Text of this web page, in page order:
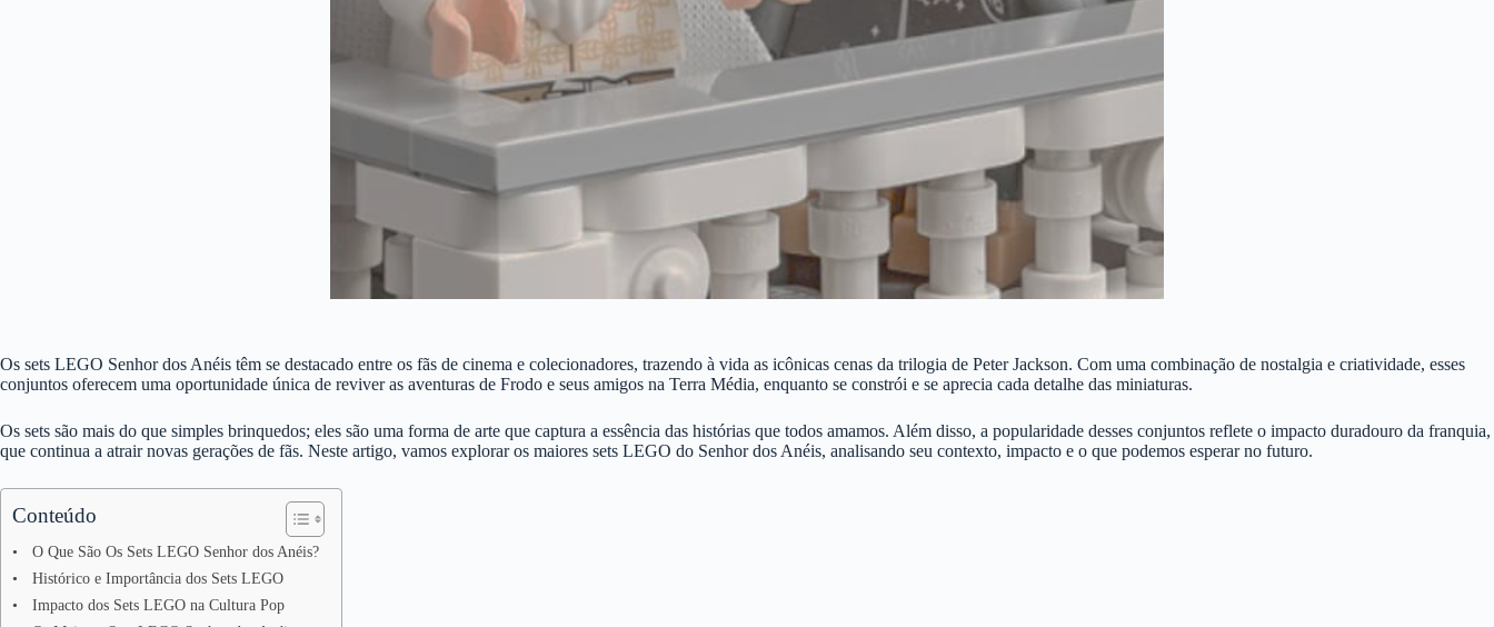
Os sets LEGO Senhor dos Anéis têm se destacado entre os fãs de cinema e colecionadores, trazendo à vida as icônicas cenas da trilogia de Peter Jackson. Com uma combinação de nostalgia e criatividade, esses
conjuntos oferecem uma oportunidade única de reviver as aventuras de Frodo e seus amigos na Terra Média, enquanto se constrói e se aprecia cada detalhe das miniaturas.
Os sets são mais do que simples brinquedos; eles são uma forma de arte que captura a essência das histórias que todos amamos. Além disso, a popularidade desses conjuntos reflete o impacto duradouro da franquia,
que continua a atrair novas gerações de fãs. Neste artigo, vamos explorar os maiores sets LEGO do Senhor dos Anéis, analisando seu contexto, impacto e o que podemos esperar no futuro.
Conteúdo
O Que São Os Sets LEGO Senhor dos Anéis?
Histórico e Importância dos Sets LEGO
Impacto dos Sets LEGO na Cultura Pop